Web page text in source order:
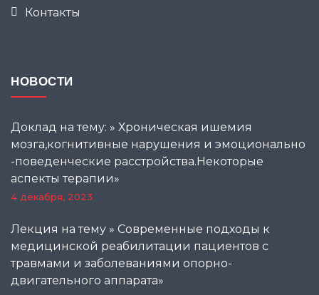
Контакты
НОВОСТИ
Доклад на тему: » Хроническая ишемия
мозга,когнитивные нарушения и эмоционально
-поведенческие расстройства.Некоторые
аспекты терапии»
4 декабря, 2023
Лекция на тему » Современные подходы к
медицинской реабилитации пациентов с
травмами и заболеваниями опорно-
двигательного аппарата»